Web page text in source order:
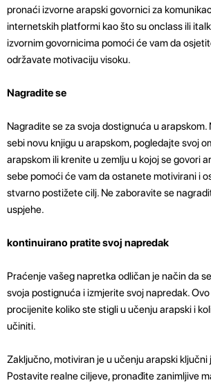
pronaći izvorne arapski govornici za
internetskih platformi kao što su onclass ili
izvornim govornicima pomoći će vam da
održavate motivaciju visoku.
Nagradite se
Nagradite se za svoja dostignuća u arapskom.
sebi novu knjigu u arapskom, pogledajte svoj
arapskom ili krenite u zemlju u kojoj se govori
sebe pomoći će vam da ostanete motivirani i
stvarno postižete cilj. Ne zaboravite se
uspjehe.
kontinuirano pratite svoj napredak
Praćenje vašeg napretka odličan je način da
svoja postignuća i izmjerite svoj napredak.
procijenite koliko ste stigli u učenju arapski i
učiniti.
Zaključno, motiviran je u učenju arapski ključni
Postavite realne ciljeve, pronađite zanimljive